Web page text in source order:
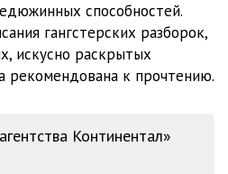
22:25
способностей.
гангстерских разборок,
искусно раскрытых
рекомендована к прочтению.
Континентал»